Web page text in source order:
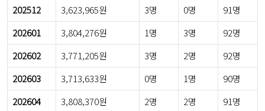
202512
3,623,965원 3명 0명
91명
202601
3,804,276원 1명 3명
92명
202602
3,771,205원 3명 2명
92명
202603
3,713,633원 0명 1명
90명
202604
3,808,370원 2명 2명 91명